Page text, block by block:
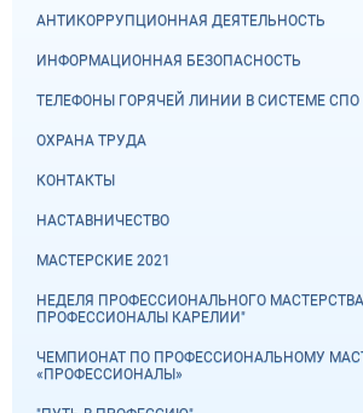
АНТИКОРРУПЦИОННАЯ ДЕЯТЕЛЬНОСТЬ
ИНФОРМАЦИОННАЯ БЕЗОПАСНОСТЬ
ТЕЛЕФОНЫ ГОРЯЧЕЙ ЛИНИИ В СИСТЕМЕ СПО
ОХРАНА ТРУДА
КОНТАКТЫ
НАСТАВНИЧЕСТВО
МАСТЕРСКИЕ 2021
НЕДЕЛЯ ПРОФЕССИОНАЛЬНОГО
ПРОФЕССИОНАЛЫ КАРЕЛИИ"
ЧЕМПИОНАТ ПО ПРОФЕССИОНАЛЬНОМУ
«ПРОФЕССИОНАЛЫ»